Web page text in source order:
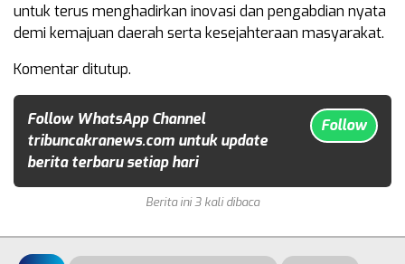
untuk terus menghadirkan inovasi dan pengabdian nyata
demi kemajuan daerah serta kesejahteraan masyarakat.
Komentar ditutup.
Follow WhatsApp Channel
tribuncakranews.com untuk update
berita terbaru setiap hari
Follow
Berita ini 3 kali dibaca